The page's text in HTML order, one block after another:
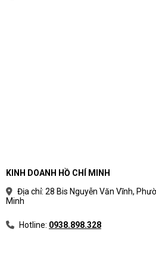
KINH DOANH HỒ CHÍ MINH
Địa chỉ: 28 Bis Nguyễn Văn Vĩnh,
Minh
Hotline: 0938.898.328